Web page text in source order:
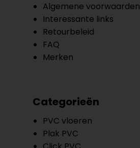
Algemene voorwaarden
Interessante links
Retourbeleid
FAQ
Merken
Categorieën
PVC vloeren
Plak PVC